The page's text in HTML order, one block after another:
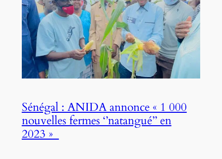
Sénégal : ANIDA annonce « 1 000
nouvelles fermes ‘’natangué’’ en
2023 »